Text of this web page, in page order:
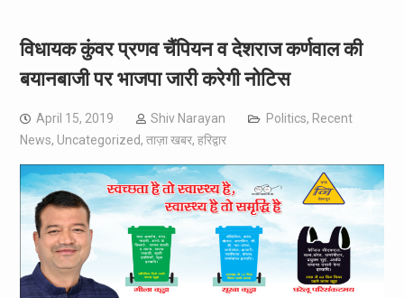
विधायक कुंवर प्रणव चैंपियन व देशराज कर्णवाल की
बयानबाजी पर भाजपा जारी करेगी नोटिस
April 15, 2019 Shiv Narayan Politics, Recent
News, Uncategorized, ताज़ा खबर, हरिद्वार